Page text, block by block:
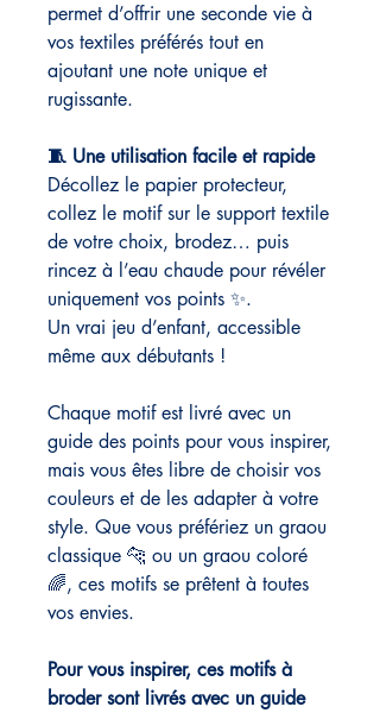
permet d’offrir une seconde vie à
vos textiles préférés tout en
ajoutant une note unique et
rugissante.
🧵 Une utilisation facile et rapide
Décollez le papier protecteur,
collez le motif sur le support textile
de votre choix, brodez… puis
rincez à l’eau chaude pour révéler
uniquement vos points ✨.
Un vrai jeu d’enfant, accessible
même aux débutants !
Chaque motif est livré avec un
guide des points pour vous inspirer,
mais vous êtes libre de choisir vos
couleurs et de les adapter à votre
style. Que vous préfériez un graou
classique 🐆 ou un graou coloré
🌈, ces motifs se prêtent à toutes
vos envies.
Pour vous inspirer, ces motifs à
broder sont livrés avec un guide